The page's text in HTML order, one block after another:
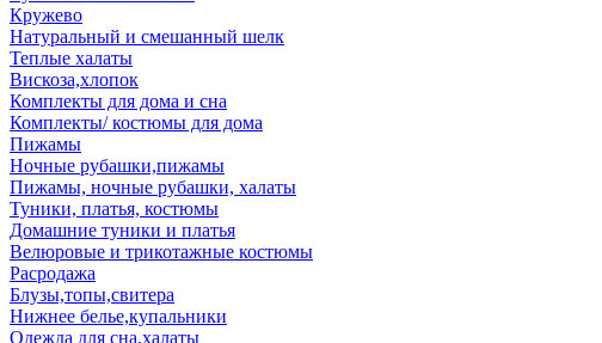
Кружево
Натуральный и смешанный шелк
Теплые халаты
Вискоза,хлопок
Комплекты для дома и сна
Комплекты/ костюмы для дома
Пижамы
Ночные рубашки,пижамы
Пижамы, ночные рубашки, халаты
Туники, платья, костюмы
Домашние туники и платья
Велюровые и трикотажные костюмы
Расродажа
Блузы,топы,свитера
Нижнее белье,купальники
Одежда для сна,халаты